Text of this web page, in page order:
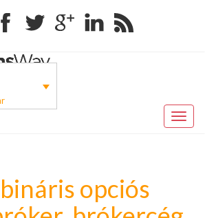
Twitter Google+Linkedin RSS
Toggle
bináris opciós